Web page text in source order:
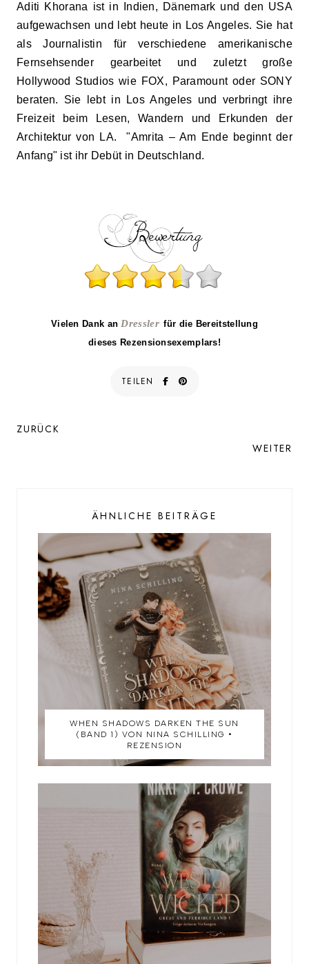
Aditi Khorana ist in Indien, Dänemark und den USA
aufgewachsen und lebt heute in Los Angeles. Sie hat
als Journalistin für verschiedene amerikanische
Fernsehsender gearbeitet und zuletzt große
Hollywood Studios wie FOX, Paramount oder SONY
beraten. Sie lebt in Los Angeles und verbringt ihre
Freizeit beim Lesen, Wandern und Erkunden der
Architektur von LA."Amrita – Am Ende beginnt der
Anfang" ist ihr Debüt in Deutschland.
Vielen Dank anDressler für die Bereitstellung
dieses Rezensionsexemplars!
TEILEN
ZURÜCK
WEITER
ÄHNLICHE BEITRÄGE
WHEN SHADOWS DARKEN THE SUN
(BAND 1) VON NINA SCHILLING •
REZENSION